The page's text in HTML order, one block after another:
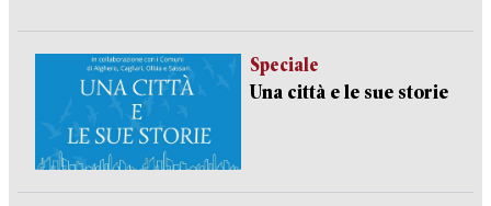
Speciale
Una città e le sue storie